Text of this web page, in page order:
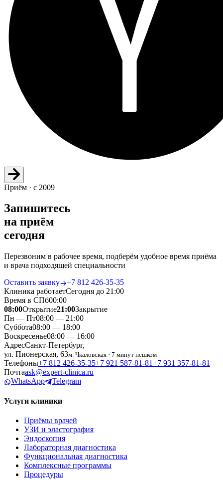
Приём · с 2009
Запишитесь
на приём
сегодня
Перезвоним в рабочее время, подберём удобное время приёма
и врача подходящей специальности
Оставить заявку
+7 812 426‑35‑35
Клиника работаетСегодня до 21:00
Время в СПб00:00
08:00Открытие21:00Закрытие
Пн — Пт08:00 — 21:00
Суббота08:00 — 18:00
Воскресенье08:00 — 16:00
АдресСанкт-Петербург,
ул. Пионерская, 63м. Чкаловская · 7 минут пешком
Телефоны+7 812 426‑35‑35+7 921 587‑81‑81+7 931 357‑81‑81
Почтаask@expert-clinica.ru
WhatsApp
Telegram
Услуги клиники
Приёмы врачей
УЗИ и эластография
Эндоскопия
Лабораторная диагностика
Функциональная диагностика
Комплексные программы
Процедуры